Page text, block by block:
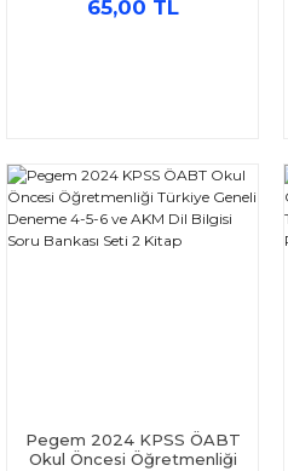
65,00 TL
Pegem 2024 KPSS ÖABT
Okul Öncesi Öğretmenliği